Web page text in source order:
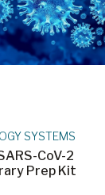
SYSTEMS
CoV-2
Prep Kit